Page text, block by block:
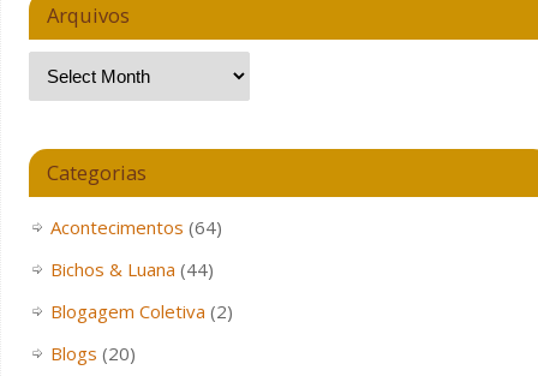
Arquivos
Categorias
Acontecimentos (64)
Bichos & Luana (44)
Blogagem Coletiva (2)
Blogs (20)